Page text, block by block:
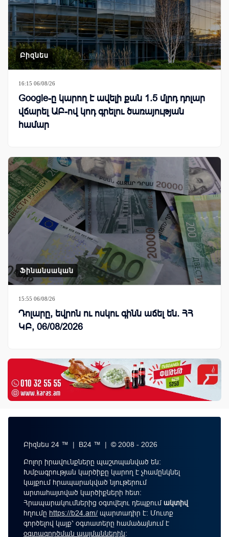
Բիզնես
16:15 06/08/26
Google-ը կարող է ավելի քան 1.5 մլրդ դոլար
վճարել ԱԲ-ով կոդ գրելու ծառայության
համար
Ֆինանսական
15:55 06/08/26
Դոլարը, եվրոն ու ոսկու գինն աճել են. ՀՀ
ԿԲ, 06/08/2026
Բիզնես 24 ™ | B24 ™ | © 2008 - 2026
Բոլոր իրավունքները պաշտպանված են:
Խմբագրության կարծիքը կարող է չհամընկնել
կայքում հրապարակված նյութերում
արտահայտված կարծիքների հետ:
Հրապարակումներից օգտվելու դեպքումակտիվ
հղումը https://b24.am/ պարտադիր է: Մուտք
գործելով կայք՝ օգտատերը համաձայնում է
օգտագործման պայմաններին։